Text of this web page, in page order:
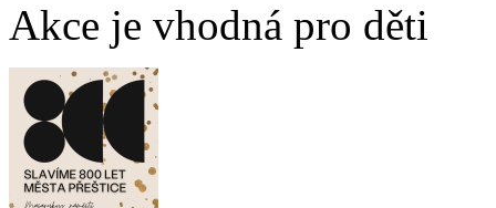
Akce je vhodná pro děti